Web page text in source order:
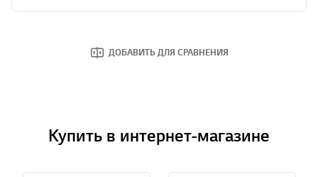
ДОБАВИТЬ ДЛЯ СРАВНЕНИЯ
Купить в интернет-магазине